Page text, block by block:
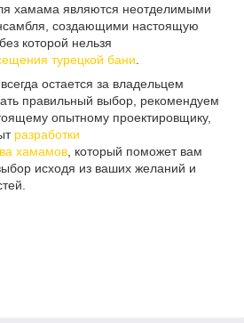
хамама являются неотделимыми
создающими настоящую
которой нельзя
турецкой бани
остается за владельцем
правильный выбор, рекомендуем
опытному проектировщику,
разработки
хамамов , который поможет вам
исходя из ваших желаний и